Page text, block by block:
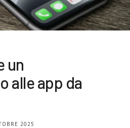
un
alle app da
2025